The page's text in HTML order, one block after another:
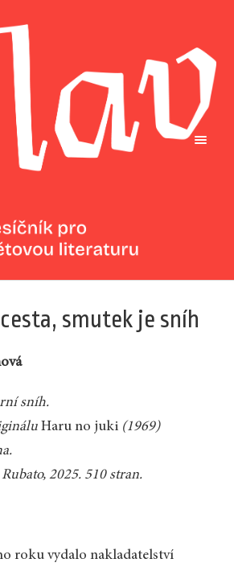
smutek je sníh
sníh.
Haru no juki (1969)
2025. 510 stran.
roku vydalo nakladatelství